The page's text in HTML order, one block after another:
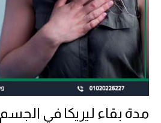
مدة بقاء ليريكا في الجسم